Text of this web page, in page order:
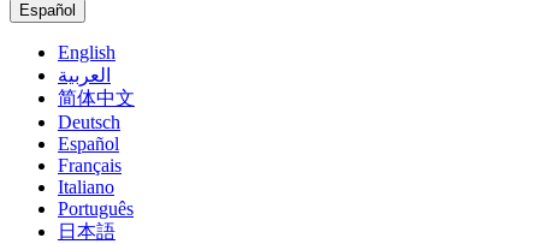
Español
English
العربية
简体中文
Deutsch
Español
Français
Italiano
Português
日本語